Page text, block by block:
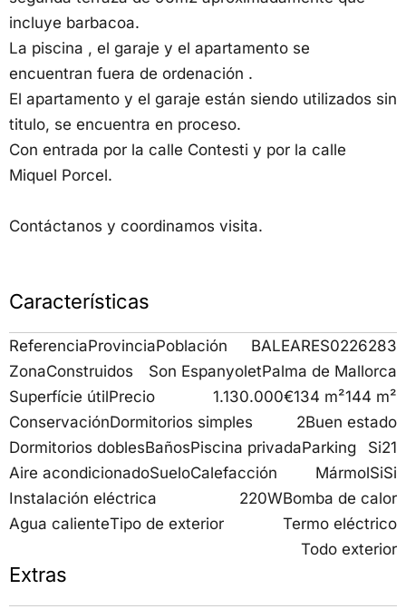
incluye barbacoa.
La piscina , el garaje y el apartamento se
encuentran fuera de ordenación .
El apartamento y el garaje están siendo utilizados sin
titulo, se encuentra en proceso.
Con entrada por la calle Contesti y por la calle
Miquel Porcel.
Contáctanos y coordinamos visita.
Características
Referencia 0226283
Provincia BALEARES
Población
Palma de Mallorca
Zona Son Espanyolet
Construidos
144 m²
Superfície útil 134 m²
Precio
1.130.000€
Conservación
Buen estado
Dormitorios simples
2
Dormitorios dobles
1
Baños 2
Piscina privada Si
Parking
Si
Aire acondicionado Si
Suelo Mármol
Calefacción
Bomba de calor
Instalación eléctrica
220W
Agua caliente
Termo eléctrico
Tipo de exterior
Todo exterior
Extras